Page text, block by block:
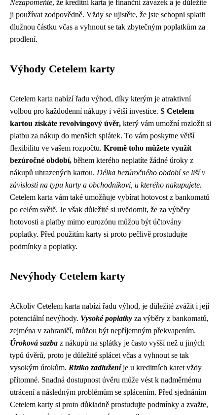
Nezapomeňte, že kreditní karta je finanční závazek a je důležité
ji používat zodpovědně. Vždy se ujistěte, že jste schopni splatit
dlužnou částku včas a vyhnout se tak zbytečným poplatkům za
prodlení.
Výhody Cetelem karty
Cetelem karta nabízí řadu výhod, díky kterým je atraktivní
volbou pro každodenní nákupy i větší investice. S Cetelem
kartou získáte revolvingový úvěr, který vám umožní rozložit si
platbu za nákup do menších splátek. To vám poskytne větší
flexibilitu ve vašem rozpočtu. Kromě toho můžete využít
bezúročné období, během kterého neplatíte žádné úroky z
nákupů uhrazených kartou. Délka bezúročného období se liší v
závislosti na typu karty a obchodníkovi, u kterého nakupujete.
Cetelem karta vám také umožňuje vybírat hotovost z bankomatů
po celém světě. Je však důležité si uvědomit, že za výběry
hotovosti a platby mimo eurozónu můžou být účtovány
poplatky. Před použitím karty si proto pečlivě prostudujte
podmínky a poplatky.
Nevýhody Cetelem karty
Ačkoliv Cetelem karta nabízí řadu výhod, je důležité zvážit i její
potenciální nevýhody. Vysoké poplatky za výběry z bankomatů,
zejména v zahraničí, můžou být nepříjemným překvapením.
Úroková sazba z nákupů na splátky je často vyšší než u jiných
typů úvěrů, proto je důležité splácet včas a vyhnout se tak
vysokým úrokům. Riziko zadluženíje u kreditních karet vždy
přítomné. Snadná dostupnost úvěru může vést k nadměrnému
utrácení a následným problémům se splácením. Před sjednáním
Cetelem karty si proto důkladně prostudujte podmínky a zvažte,